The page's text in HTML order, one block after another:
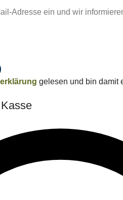
Adresse ein und wir
gelesen und bin damit